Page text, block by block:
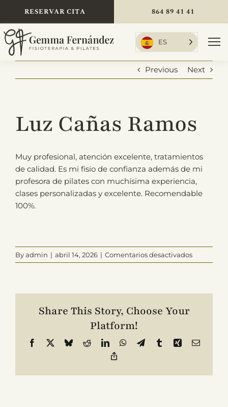
content
RESERVAR CITA 864 89 41 41
ES
Sobre mí
Contacto
Previous Next
Luz Cañas Ramos
Muy profesional, atención excelente, tratamientos
de calidad. Es mi fisio de confianza además de mi
profesora de pilates con muchísima experiencia,
clases personalizadas y excelente. Recomendable
100%.
Byadmin | abril 14, 2026 | Comentarios desactivadosen
Luz
Share This Story, Choose Your
Platform!
Facebook BlueskyRedditLinkedInWhatsApp
TelegramTumblrXing Email